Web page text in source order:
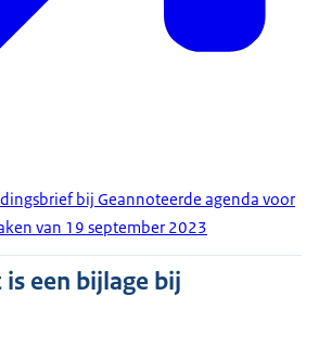
bij Geannoteerde agenda voor
van 19 september 2023
een bijlage bij